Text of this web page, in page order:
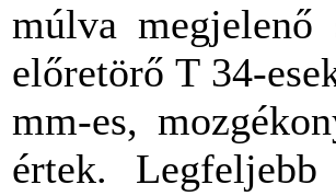
múlva
előretörő T 34-
mm-es,
értek.